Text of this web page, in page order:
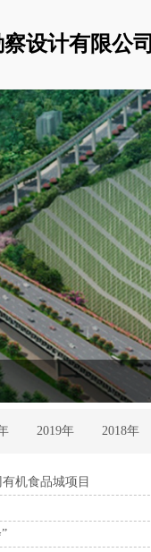
设计有限公司
2019年 2018年
机食品城项目